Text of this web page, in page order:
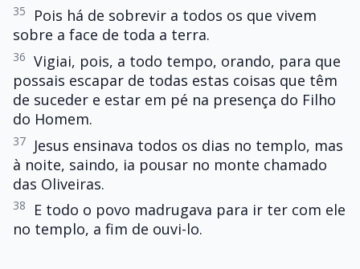
35
Pois há de sobrevir a todos os que vivem
sobre a face de toda a terra.
36 Vigiai, pois, a todo tempo, orando, para que
possais escapar de todas estas coisas que têm
de suceder e estar em pé na presença do Filho
do Homem.
37
Jesus ensinava todos os dias no templo, mas
à noite, saindo, ia pousar no monte chamado
das Oliveiras.
38
E todo o povo madrugava para ir ter com ele
no templo, a fim de ouvi-lo.